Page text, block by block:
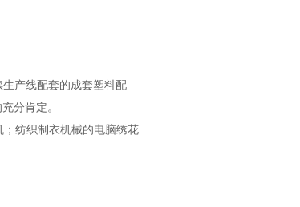
产线配套的成套塑料配
分肯定。
纺织制衣机械的电脑绣花